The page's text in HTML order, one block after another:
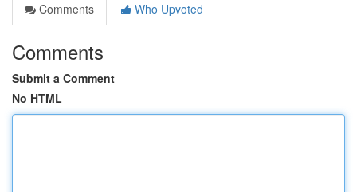
Comments
Who Upvoted
Comments
Submit a Comment
No HTML